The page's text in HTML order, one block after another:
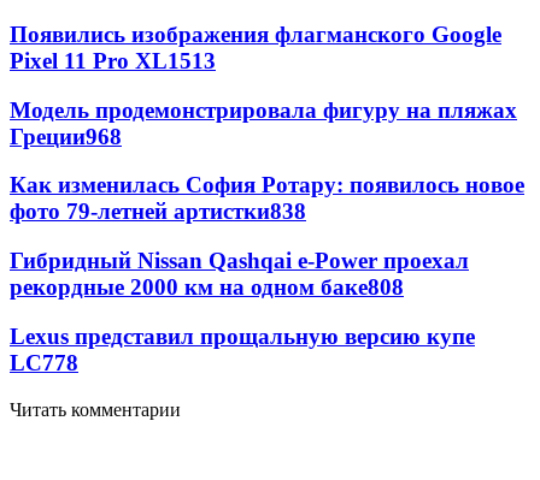
Появились изображения флагманского Google
Pixel 11 Pro XL1513
Модель продемонстрировала фигуру на пляжах
Греции968
Как изменилась София Ротару: появилось новое
фото 79-летней артистки838
Гибридный Nissan Qashqai e-Power проехал
рекордные 2000 км на одном баке808
Lexus представил прощальную версию купе
LC778
Читать комментарии